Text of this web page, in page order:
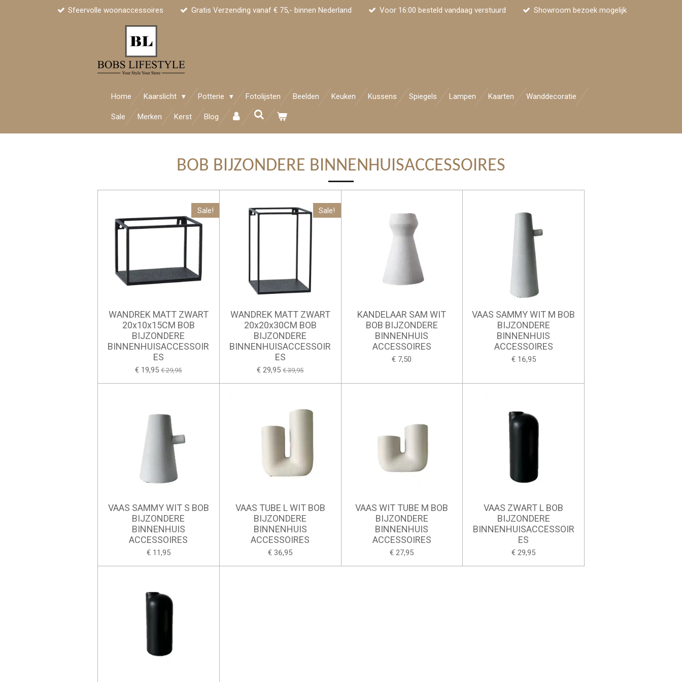
Sfeervolle woonaccessoires Gratis Verzending vanaf € 75,- binnen Nederland Voor 16:00 besteld vandaag verstuurd Showroom bezoek mogelijk
Home Kaarslicht Potterie Fotolijsten Beelden Keuken Kussens Spiegels Lampen Kaarten Wanddecoratie
Sale Merken Kerst Blog
BOB BIJZONDERE BINNENHUISACCESSOIRES
Sale!
WANDREK MATT ZWART
20x10x15CM BOB
BIJZONDERE
BINNENHUISACCESSOIR
ES
€ 19,95 € 29,95
Sale!
WANDREK MATT ZWART
20x20x30CM BOB
BIJZONDERE
BINNENHUISACCESSOIR
ES
€ 29,95 € 39,95
KANDELAAR SAM WIT
BOB BIJZONDERE
BINNENHUIS
ACCESSOIRES
€ 7,50
VAAS SAMMY WIT M BOB
BIJZONDERE
BINNENHUIS
ACCESSOIRES
€ 16,95
VAAS SAMMY WIT S BOB
BIJZONDERE
BINNENHUIS
ACCESSOIRES
€ 11,95
VAAS TUBE L WIT BOB
BIJZONDERE
BINNENHUIS
ACCESSOIRES
€ 36,95
VAAS WIT TUBE M BOB
BIJZONDERE
BINNENHUIS
ACCESSOIRES
€ 27,95
VAAS ZWART L BOB
BIJZONDERE
BINNENHUISACCESSOIR
ES
€ 29,95